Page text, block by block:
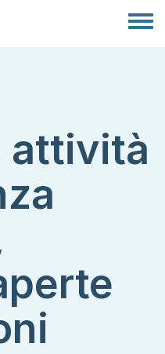
attività